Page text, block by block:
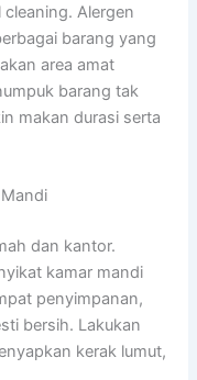
Alergen
barang yang
area amat
barang tak
makan durasi serta
dan kantor.
kamar mandi
penyimpanan,
bersih. Lakukan
kerak lumut,